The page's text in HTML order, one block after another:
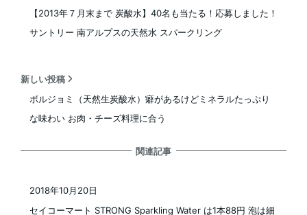
【2013年７月末まで 炭酸水】40名も当たる！応募しました！
サントリー 南アルプスの天然水 スパークリング
新しい投稿
ボルジョミ（天然生炭酸水）癖があるけどミネラルたっぷり
な味わい お肉・チーズ料理に合う
関連記事
セイコーマート STRONG Sparkling Water は1本88円 泡は細
2018年10月20日